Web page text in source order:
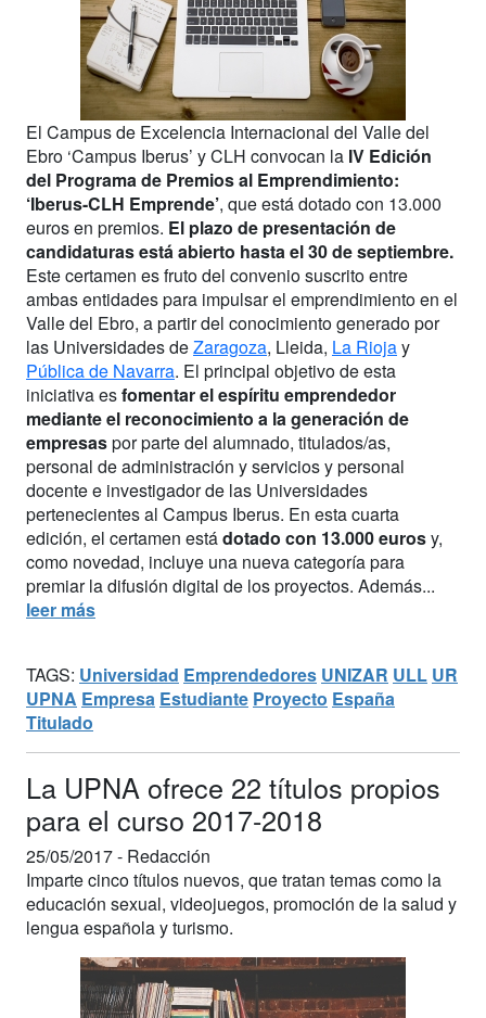
El Campus de Excelencia Internacional del Valle del
Ebro ‘Campus Iberus’ y CLH convocan la IV Edición
del Programa de Premios al Emprendimiento:
‘Iberus-CLH Emprende’, que está dotado con 13.000
euros en premios. El plazo de presentación de
candidaturas está abierto hasta el 30 de septiembre.
Este certamen es fruto del convenio suscrito entre
ambas entidades para impulsar el emprendimiento en el
Valle del Ebro, a partir del conocimiento generado por
las Universidades deZaragoza, Lleida, La Riojay
Pública de Navarra. El principal objetivo de esta
iniciativa esfomentar el espíritu emprendedor
mediante el reconocimiento a la generación de
empresaspor parte del alumnado, titulados/as,
personal de administración y servicios y personal
docente e investigador de las Universidades
pertenecientes al Campus Iberus. En esta cuarta
edición, el certamen estádotado con 13.000 eurosy,
como novedad, incluye una nueva categoría para
premiar la difusión digital de los proyectos. Además...
leer más
TAGS: Universidad Emprendedores UNIZAR ULL UR
UPNA Empresa Estudiante Proyecto España
Titulado
La UPNA ofrece 22 títulos propios
para el curso 2017-2018
25/05/2017 - Redacción
Imparte cinco títulos nuevos, que tratan temas como la
educación sexual, videojuegos, promoción de la salud y
lengua española y turismo.